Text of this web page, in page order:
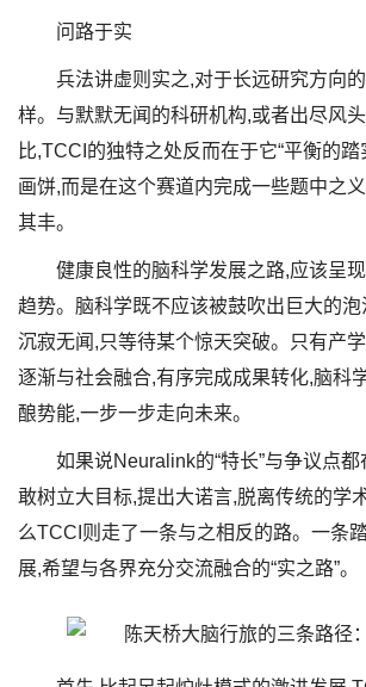
问路于实
兵法讲虚则实之,对于长远研究方向
样。与默默无闻的科研机构,或者出尽风
比,TCCI的独特之处反而在于它“平衡的踏
画饼,而是在这个赛道内完成一些题中之
其丰。
健康良性的脑科学发展之路,应该呈
趋势。脑科学既不应该被鼓吹出巨大的
沉寂无闻,只等待某个惊天突破。只有产
逐渐与社会融合,有序完成成果转化,脑科
酿势能,一步一步走向未来。
如果说Neuralink的“特长”与争议点都
敢树立大目标,提出大诺言,脱离传统的学
么TCCI则走了一条与之相反的路。一条
展,希望与各界充分交流融合的“实之路”。